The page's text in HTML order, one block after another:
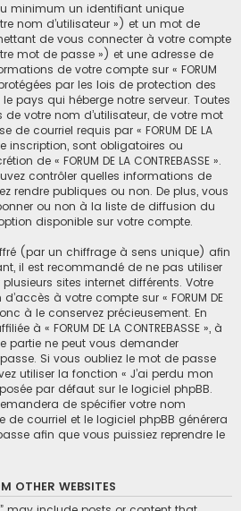
minimum un identifiant unique
nom d’utilisateur ») et un mot de
de vous connecter à votre compte
mot de passe ») et une adresse de
de votre compte sur « FORUM
protégées par les lois de protection des
pays qui héberge notre serveur. Toutes
votre nom d’utilisateur, de votre mot
de courriel requis par « FORUM DE LA
inscription, sont obligatoires ou
de « FORUM DE LA CONTREBASSE ».
contrôler quelles informations de
rendre publiques ou non. De plus, vous
ou non à la liste de diffusion du
disponible sur votre compte.
(par un chiffrage à sens unique) afin
il est recommandé de ne pas utiliser
sites internet différents. Votre
à votre compte sur « FORUM DE
à le conservez précieusement. En
à « FORUM DE LA CONTREBASSE », à
partie ne peut vous demander
Si vous oubliez le mot de passe
utiliser la fonction « J’ai perdu mon
par défaut sur le logiciel phpBB.
de spécifier votre nom
de courriel et le logiciel phpBB générera
afin que vous puissiez reprendre le
OTHER WEBSITES